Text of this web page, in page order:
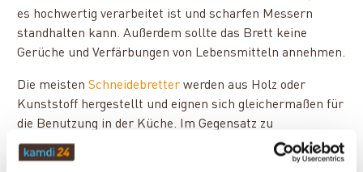
es hochwertig verarbeitet ist und scharfen Messern
standhalten kann. Außerdem sollte das Brett keine
Gerüche und Verfärbungen von Lebensmitteln annehmen.
Die meistenSchneidebretter werden aus Holz oder
Kunststoff hergestellt und eignen sich gleichermaßen für
die Benutzung in der Küche. Im Gegensatz zu
Kunststoffbrettern sind Schneidebretter aus Holz
allerdings nicht spülmaschinengeeignet – reinigen Sie